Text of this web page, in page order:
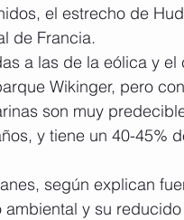
el estrecho de
de Francia.
a las de la eólica y el
Wikinger, pero
son muy
y tiene un 40-45%
según explican
y su